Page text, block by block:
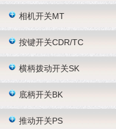
相机开关MT
按键开关CDR/TC
横柄拨动开关SK
底柄开关BK
推动开关PS